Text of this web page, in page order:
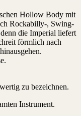
Hollow Body mit
Rockabilly-, Swing-
die Imperial liefert
förmlich nach
zu bezeichnen.
Instrument.